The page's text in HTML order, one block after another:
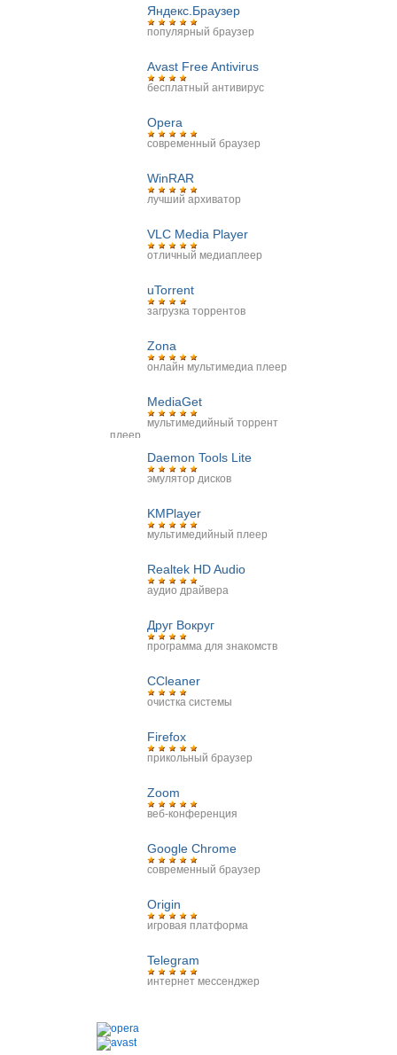
Яндекс.Браузер
популярный браузер
Avast Free Antivirus
бесплатный антивирус
Opera
современный браузер
WinRAR
лучший архиватор
VLC Media Player
отличный медиаплеер
uTorrent
загрузка торрентов
Zona
онлайн мультимедиа плеер
MediaGet
мультимедийный торрент
плеер
Daemon Tools Lite
эмулятор дисков
KMPlayer
мультимедийный плеер
Realtek HD Audio
аудио драйвера
Друг Вокруг
программа для знакомств
CCleaner
очистка системы
Firefox
прикольный браузер
Zoom
веб-конференция
Google Chrome
современный браузер
Origin
игровая платформа
Telegram
интернет мессенджер